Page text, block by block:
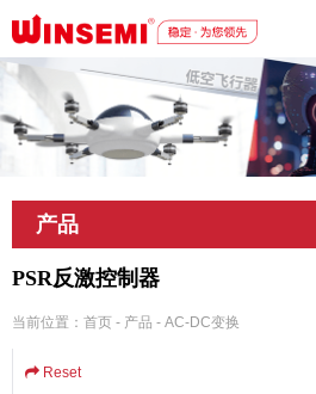
深圳市稳先微电子
产品
PSR反激控制器
当前位置： 首页 - 产品 - AC-DC变换
Reset